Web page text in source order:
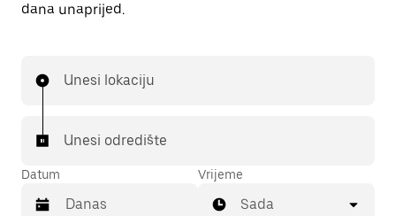
dana unaprijed.
Unesi lokaciju
Unesi odredište
Datum Vrijeme
Sada